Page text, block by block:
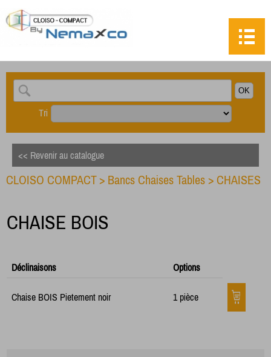
Tri
<< Revenir au catalogue
CLOISO COMPACT > Bancs Chaises Tables > CHAISES
CHAISE BOIS
Déclinaisons Options
Chaise BOIS Pietement noir 1 pièce